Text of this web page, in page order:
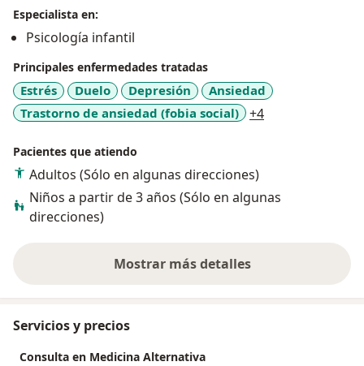
Especialista en:
Psicología infantil
Principales enfermedades tratadas
Estrés Duelo Depresión
Ansiedad
Trastorno de ansiedad (fobia social)
+4
Pacientes que atiendo
Adultos (Sólo en algunas direcciones)
Niños a partir de 3 años (Sólo en algunas
direcciones)
Mostrar más detalles
sobre la experiencia
Servicios y precios
Consulta en Medicina Alternativa